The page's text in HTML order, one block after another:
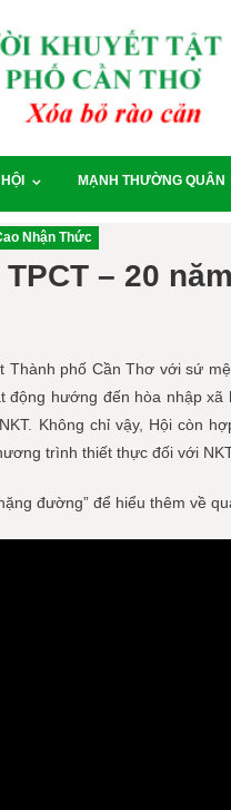
MẠNH THƯỜNG QUÂN
Nhận Thức
– 20
phố Cần Thơ với sứ
hướng đến hòa nhập xã
Không chỉ vậy, Hội còn
trình thiết thực đối với
đường” để hiểu thêm về